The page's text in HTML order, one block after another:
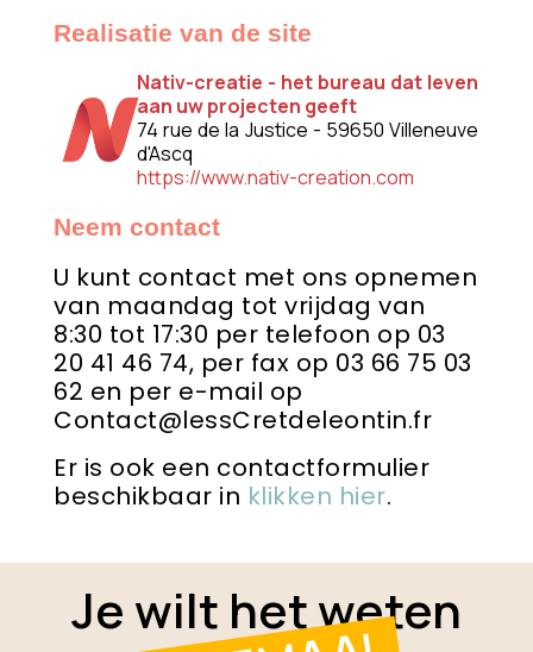
Realisatie van de site
Nativ-creatie - het bureau dat leven
aan uw projecten geeft
74 rue de la Justice - 59650 Villeneuve
d'Ascq
https://www.nativ-creation.com
Neem contact
U kunt contact met ons opnemen
van maandag tot vrijdag van
8:30 tot 17:30 per telefoon op 03
20 41 46 74, per fax op 03 66 75 03
62 en per e-mail op
Contact@lessCretdeleontin.fr
Er is ook een contactformulier
beschikbaar in klikken hier.
Je wilt het weten